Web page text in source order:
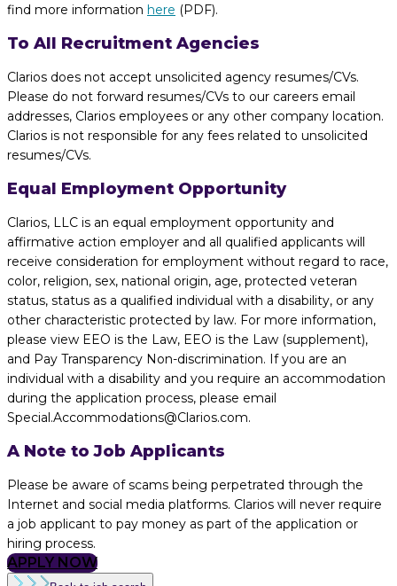
find more information here (PDF).
To All Recruitment Agencies
Clarios does not accept unsolicited agency resumes/CVs.
Please do not forward resumes/CVs to our careers email
addresses, Clarios employees or any other company location.
Clarios is not responsible for any fees related to unsolicited
resumes/CVs.
Equal Employment Opportunity
Clarios, LLC is an equal employment opportunity and
affirmative action employer and all qualified applicants will
receive consideration for employment without regard to race,
color, religion, sex, national origin, age, protected veteran
status, status as a qualified individual with a disability, or any
other characteristic protected by law. For more information,
please view EEO is the Law, EEO is the Law (supplement),
and Pay Transparency Non-discrimination. If you are an
individual with a disability and you require an accommodation
during the application process, please email
Special.Accommodations@Clarios.com.
A Note to Job Applicants
Please be aware of scams being perpetrated through the
Internet and social media platforms. Clarios will never require
a job applicant to pay money as part of the application or
hiring process.
APPLY NOW